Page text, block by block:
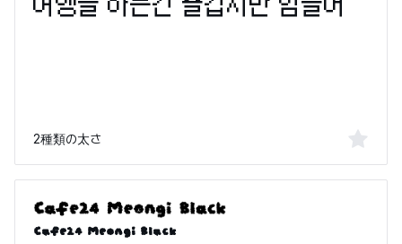
2種類の太さ
Cafe24 Meongi Black